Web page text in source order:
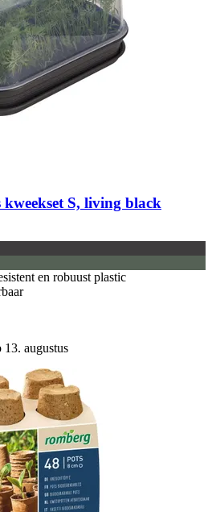
kweekset S, living black
en robuust plastic
augustus